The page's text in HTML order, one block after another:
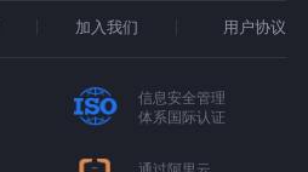
加入我们 用户协议
信息安全管理
体系国际认证